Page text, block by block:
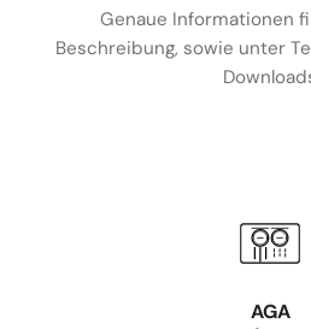
Genaue Informationen
Beschreibung, sowie unter
AGA